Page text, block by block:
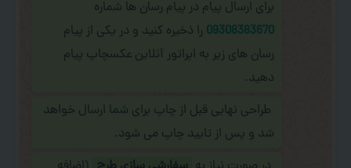
برای ارسال پیام در پیام رسان ها شماره
09308383670 را ذخیره کنید و در یکی از پیام
رسان های زیر به اپراتور آنلاین عکسچاپ پیام
دهید.
طراحی نهایی قبل از چاپ برای شما ارسال خواهد
شد و پس از تایید چاپ می شود.